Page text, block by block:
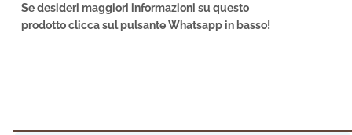
Se desideri maggiori informazioni su questo
prodotto clicca sul pulsante Whatsapp in basso!